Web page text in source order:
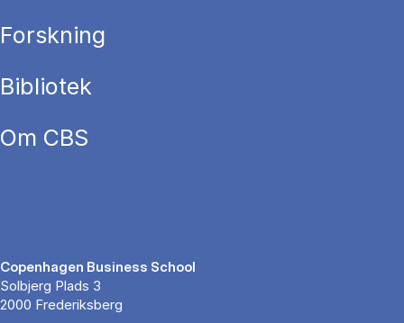
Forskning
Bibliotek
Om CBS
Copenhagen Business School
Solbjerg Plads 3
2000 Frederiksberg